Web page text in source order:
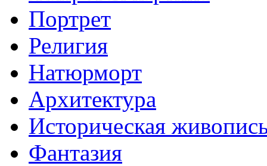
Портрет
Религия
Натюрморт
Архитектура
Историческая
Фантазия